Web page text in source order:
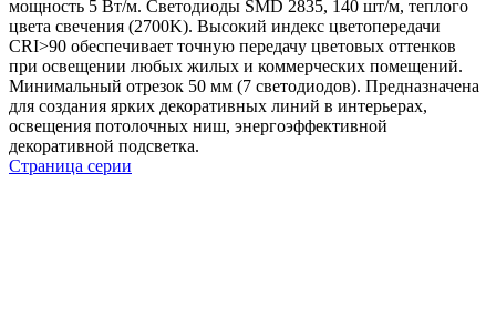
мощность 5 Вт/м. Светодиоды SMD 2835, 140 шт/м, теплого
цвета свечения (2700K). Высокий индекс цветопередачи
CRI>90 обеспечивает точную передачу цветовых оттенков
при освещении любых жилых и коммерческих помещений.
Минимальный отрезок 50 мм (7 светодиодов). Предназначена
для создания ярких декоративных линий в интерьерах,
освещения потолочных ниш, энергоэффективной
декоративной подсветка.
Страница серии